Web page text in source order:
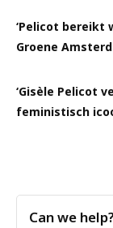
‘Pelicot bereikt
Groene
‘Gisèle Pelicot
feministisch
Can we